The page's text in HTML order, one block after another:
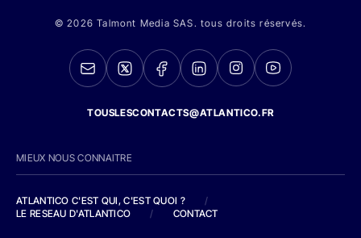
© 2026 Talmont Media SAS. tous droits réservés.
TOUSLESCONTACTS@ATLANTICO.FR
MIEUX NOUS CONNAITRE
ATLANTICO C'EST QUI, C'EST QUOI ?
/
LE RESEAU D'ATLANTICO
/ CONTACT